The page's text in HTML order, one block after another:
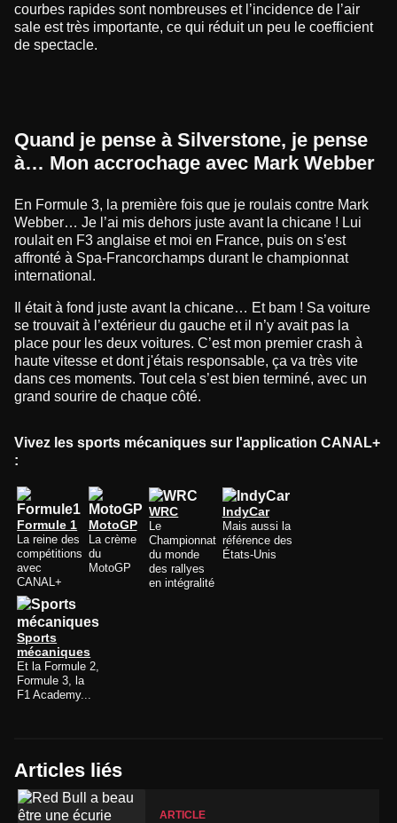
courbes rapides sont nombreuses et l’incidence de l’air
sale est très importante, ce qui réduit un peu le coefficient
de spectacle.
Quand je pense à Silverstone, je pense
à… Mon accrochage avec Mark Webber
En Formule 3, la première fois que je roulais contre Mark
Webber… Je l’ai mis dehors juste avant la chicane ! Lui
roulait en F3 anglaise et moi en France, puis on s’est
affronté à Spa-Francorchamps durant le championnat
international.
Il était à fond juste avant la chicane… Et bam ! Sa voiture
se trouvait à l’extérieur du gauche et il n’y avait pas la
place pour les deux voitures. C’est mon premier crash à
haute vitesse et dont j'étais responsable, ça va très vite
dans ces moments. Tout cela s’est bien terminé, avec un
grand sourire de chaque côté.
Vivez les sports mécaniques sur l'application CANAL+
:
Formule 1
La reine des
compétitions
avec
CANAL+
MotoGP
La crème
du
MotoGP
WRC
Le
Championnat
du monde
des rallyes
en intégralité
IndyCar
Mais aussi la
référence des
États-Unis
Sports
mécaniques
Et la Formule 2,
Formule 3, la
F1 Academy...
Articles liés
ARTICLE